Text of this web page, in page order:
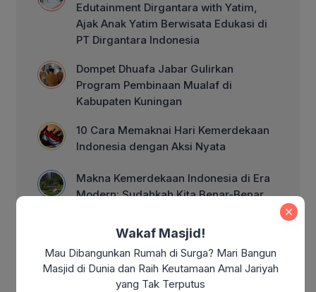
Edutainment Dirgantara with Yatim,
Ajak Anak Yatim Berwisata Edukasi di
PT Dirgantara Indonesia
Dompet Dhuafa Jabar Gulirkan
Program Pembinaan Mualaf di
Kabupaten Kuningan
10 Cara Memaknai Hari Kemerdekaan
Indonesia dengan Aksi Nyata
Makna Kemerdekaan Indonesia di Era
Modern: Sudahkah Kita Benar-Benar
Makna Maulid Nabi Muhammad SAW:
Meneladani Akhlak Rasulullah dalam
Kehidupan Sehari-hari
Wakaf Masjid!
Mau Dibangunkan Rumah di Surga? Mari Bangun
Masjid di Dunia dan Raih Keutamaan Amal Jariyah
yang Tak Terputus